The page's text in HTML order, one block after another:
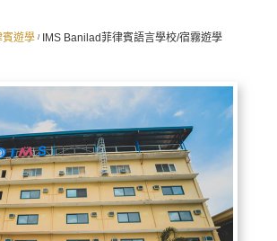
賓遊學 / IMS Banilad菲律賓語言學校/宿霧遊學